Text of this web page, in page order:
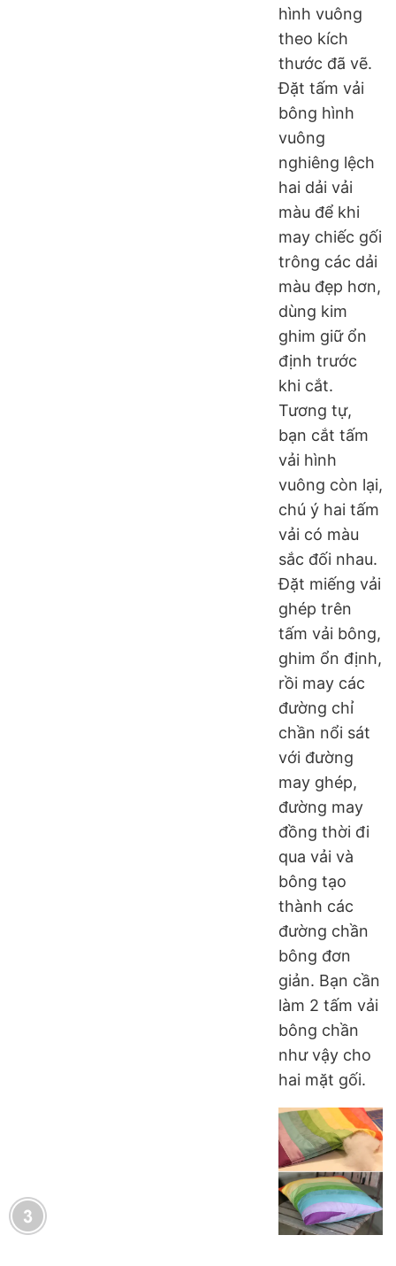
hình vuông
theo kích
thước đã vẽ.
Đặt tấm vải
bông hình
vuông
nghiêng lệch
hai dải vải
màu để khi
may chiếc gối
trông các dải
màu đẹp hơn,
dùng kim
ghim giữ ổn
định trước
khi cắt.
Tương tự,
bạn cắt tấm
vải hình
vuông còn lại,
chú ý hai tấm
vải có màu
sắc đối nhau.
Đặt miếng vải
ghép trên
tấm vải bông,
ghim ổn định,
rồi may các
đường chỉ
chần nổi sát
với đường
may ghép,
đường may
đồng thời đi
qua vải và
bông tạo
thành các
đường chần
bông đơn
giản. Bạn cần
làm 2 tấm vải
bông chần
như vậy cho
hai mặt gối.